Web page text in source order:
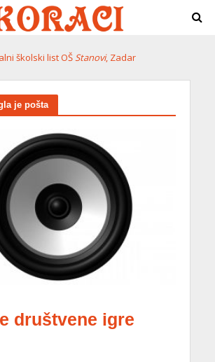
školski list OŠStanovi, Zadar
je pošta
društvene igre